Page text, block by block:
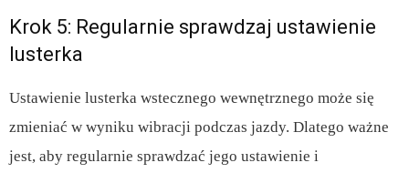
Krok 5: Regularnie sprawdzaj ustawienie
lusterka
Ustawienie lusterka wstecznego wewnętrznego może się
zmieniać w wyniku wibracji podczas jazdy. Dlatego ważne
jest, aby regularnie sprawdzać jego ustawienie i